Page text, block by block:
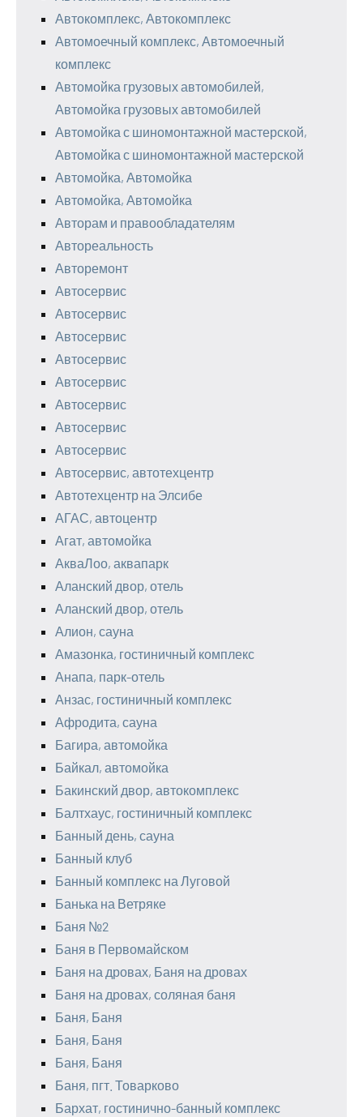
Автокомплекс, Автокомплекс
Автомоечный комплекс, Автомоечный
комплекс
Автомойка грузовых автомобилей,
Автомойка грузовых автомобилей
Автомойка с шиномонтажной мастерской,
Автомойка с шиномонтажной мастерской
Автомойка, Автомойка
Автомойка, Автомойка
Авторам и правообладателям
Автореальность
Авторемонт
Автосервис
Автосервис
Автосервис
Автосервис
Автосервис
Автосервис
Автосервис
Автосервис
Автосервис, автотехцентр
Автотехцентр на Элсибе
АГАС, автоцентр
Агат, автомойка
АкваЛоо, аквапарк
Аланский двор, отель
Аланский двор, отель
Алион, сауна
Амазонка, гостиничный комплекс
Анапа, парк-отель
Анзас, гостиничный комплекс
Афродита, сауна
Багира, автомойка
Байкал, автомойка
Бакинский двор, автокомплекс
Балтхаус, гостиничный комплекс
Банный день, сауна
Банный клуб
Банный комплекс на Луговой
Банька на Ветряке
Баня №2
Баня в Первомайском
Баня на дровах, Баня на дровах
Баня на дровах, соляная баня
Баня, Баня
Баня, Баня
Баня, Баня
Баня, пгт. Товарково
Бархат, гостинично-банный комплекс